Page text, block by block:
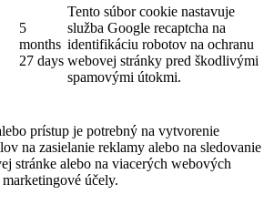
5
months
27 days
Tento súbor cookie nastavuje
služba Google recaptcha na
identifikáciu robotov na ochranu
webovej stránky pred škodlivými
spamovými útokmi.
prístup je potrebný na vytvorenie
na zasielanie reklamy alebo na sledovanie
stránke alebo na viacerých webových
účely.